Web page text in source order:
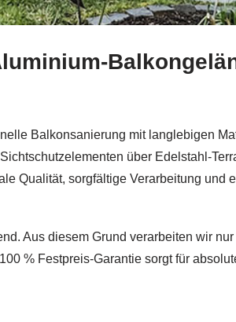
Edelstahl
Balkonsanierung mit langlebigen
über Edelstahl-
Qualität, sorgfältige Verarbeitung und
Aus diesem Grund verarbeiten wir
% Festpreis-Garantie sorgt für